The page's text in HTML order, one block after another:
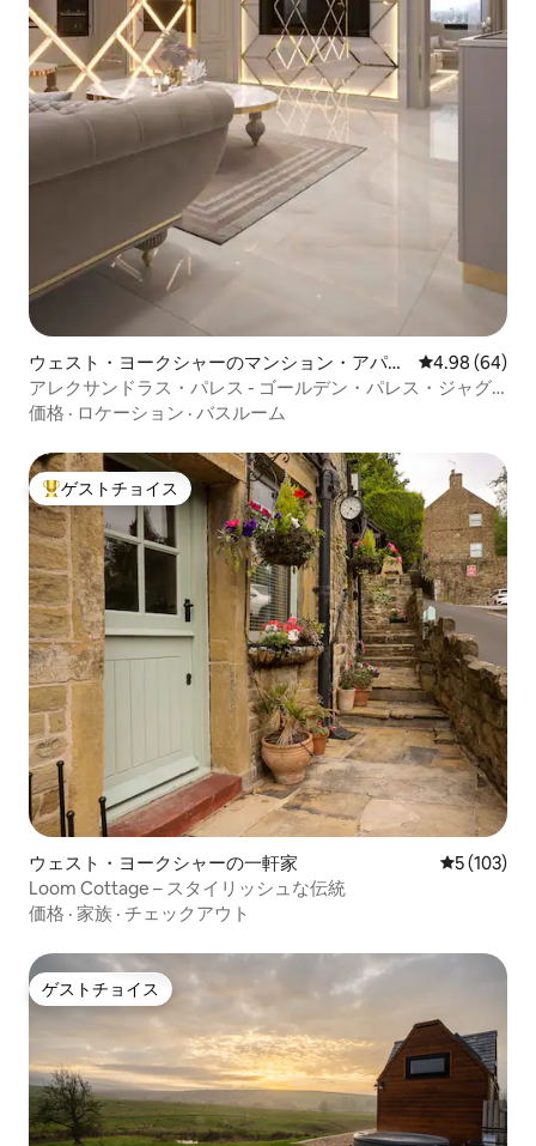
ウェスト・ヨークシャーのマンション・アパー
ト
レビュー64件
4.98 (64)
アレクサンドラス・パレス - ゴールデン・パレス・ジャグ
ジースイート
価格 · ロケーション · バスルーム
大好評のゲストチョイスです。
ゲストチョイス
ウェスト・ヨークシャーの一軒家 レビュー
5 (103)
Loom Cottage – スタイリッシュな伝統
価格 · 家族 · チェックアウト
ゲストチョイス
ゲストチョイス